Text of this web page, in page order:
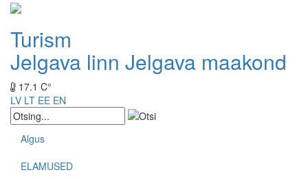
Turism
Jelgava linn Jelgava maakond
17.1 C°
LV LT EE EN
Algus
ELAMUSED